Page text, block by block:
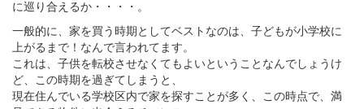
に巡り合えるか・・・・。
一般的に、家を買う時期としてベストなのは、子どもが小学校に
上がるまで！なんで言われてます。
これは、子供を転校させなくてもよいということなんでしょうけ
ど、この時期を過ぎてしまうと、
現在住んでいる学校区内で家を探すことが多く、この時点で、満